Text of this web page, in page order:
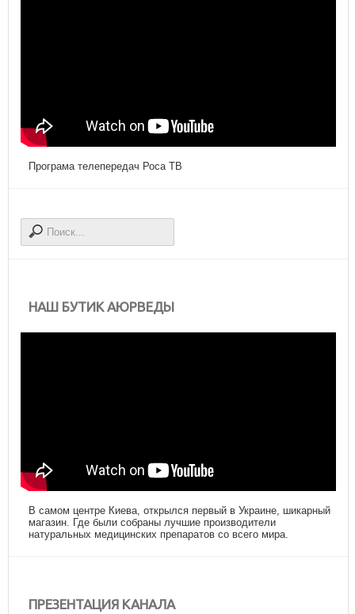
Програма телепередач Роса ТВ
НАШ БУТИК АЮРВЕДЫ
В самом центре Киева, открылся первый в Украине, шикарный
магазин. Где были собраны лучшие производители
натуральных медицинских препаратов со всего мира.
ПРЕЗЕНТАЦИЯ КАНАЛА